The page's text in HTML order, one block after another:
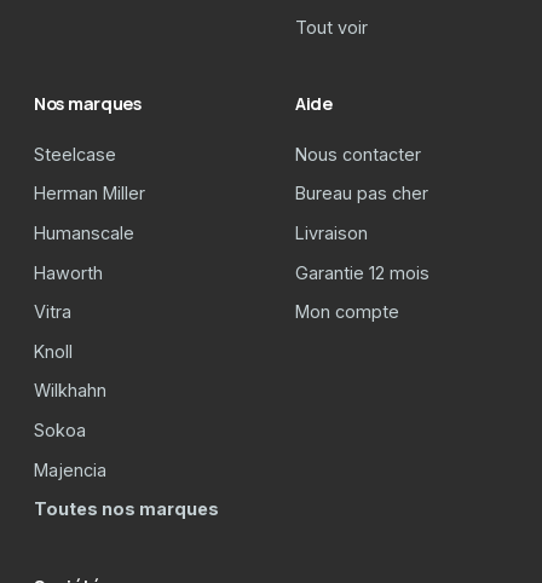
Tout voir
Nos marques
Steelcase
Herman Miller
Humanscale
Haworth
Vitra
Knoll
Wilkhahn
Sokoa
Majencia
Toutes nos marques
Aide
Nous contacter
Bureau pas cher
Livraison
Garantie 12 mois
Mon compte